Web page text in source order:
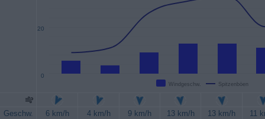
Windgeschw. Spitzenböen
0
20
Geschw. 6 km/h 4 km/h 9 km/h 13 km/h 13 km/h
11